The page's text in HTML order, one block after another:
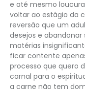
e até mesmo
voltar ao estágio da
reversão que um
desejos e abandonar
matérias
ficar contente
processo que quero
carnal para o
a carne não tem